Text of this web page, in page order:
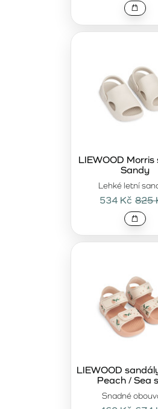
Lehké letní
LIEWOOD
Sandy
534 Kč 825
Snadné
LIEWOOD
Peach / Sea